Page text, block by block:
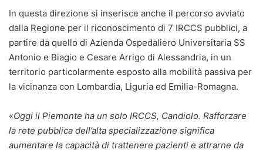
In questa direzione si inserisce anche il percorso avviato
dalla Regione per il riconoscimento di 7 IRCCS pubblici, a
partire da quello di Azienda Ospedaliero Universitaria SS
Antonio e Biagio e Cesare Arrigo di Alessandria, in un
territorio particolarmente esposto alla mobilità passiva per
la vicinanza con Lombardia, Liguria ed Emilia-Romagna.
«Oggi il Piemonte ha un solo IRCCS, Candiolo. Rafforzare
la rete pubblica dell’alta specializzazione significa
aumentare la capacità di trattenere pazienti e attrarne da